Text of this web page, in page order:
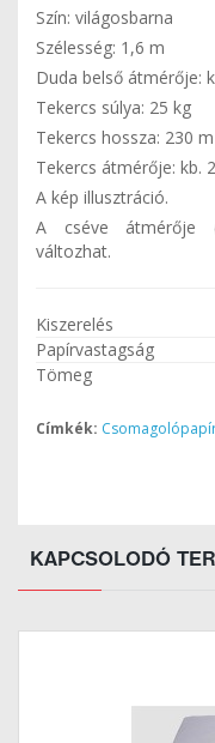
Szín: világosbarna
Szélesség: 1,6 m
Duda belső átmérője:
Tekercs súlya: 25 kg
Tekercs hossza: 230
Tekercs átmérője: kb.
A kép illusztráció.
A cséve átmérője
változhat.
Kiszerelés
Papírvastagság
Tömeg
Címkék:
KAPCSOLODÓ